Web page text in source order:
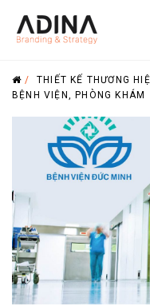
/THIẾT KẾ THƯƠNG
BỆNH VIỆN, PHÒNG KHÁM